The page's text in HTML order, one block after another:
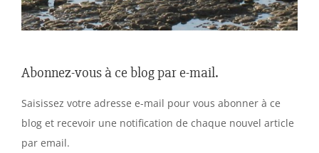
Abonnez-vous à ce blog par e-mail.
Saisissez votre adresse e-mail pour vous abonner à ce
blog et recevoir une notification de chaque nouvel article
par email.